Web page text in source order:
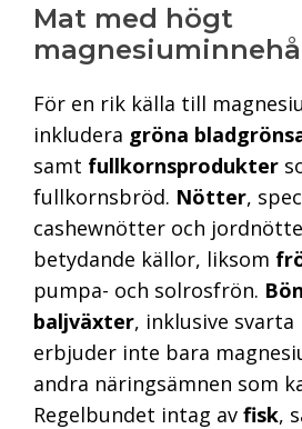
Mat med högt
För en rik källa till
inkludera gröna
samt fullkornsprodukter
fullkornsbröd. Nötter,
cashewnötter och
betydande källor, liksom
pumpa- och solrosfrön.
baljväxter, inklusive
erbjuder inte bara
andra näringsämnen som
Regelbundet intag av fisk,